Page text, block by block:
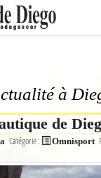
à
de
Catégorie : Omnisport